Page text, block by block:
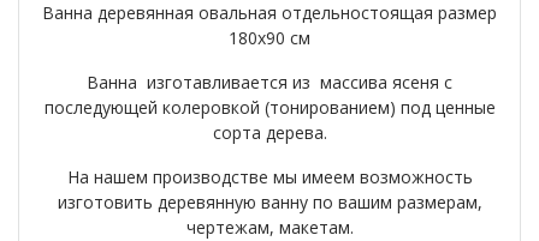
Ванна деревянная овальная отдельностоящая размер
180х90 см
Ванна изготавливается из массива ясеня с
последующей колеровкой (тонированием) под ценные
сорта дерева.
На нашем производстве мы имеем возможность
изготовить деревянную ванну по вашим размерам,
чертежам, макетам.